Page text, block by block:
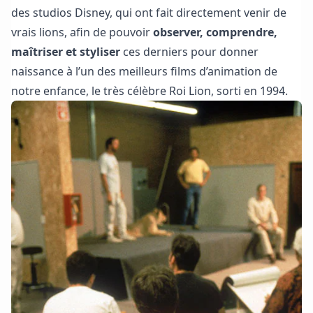
des studios Disney, qui ont fait directement venir de
vrais lions, afin de pouvoirobserver, comprendre,
maîtriser et styliser ces derniers pour donner
naissance à l’un des meilleurs films d’animation de
notre enfance, le très célèbre Roi Lion, sorti en 1994.